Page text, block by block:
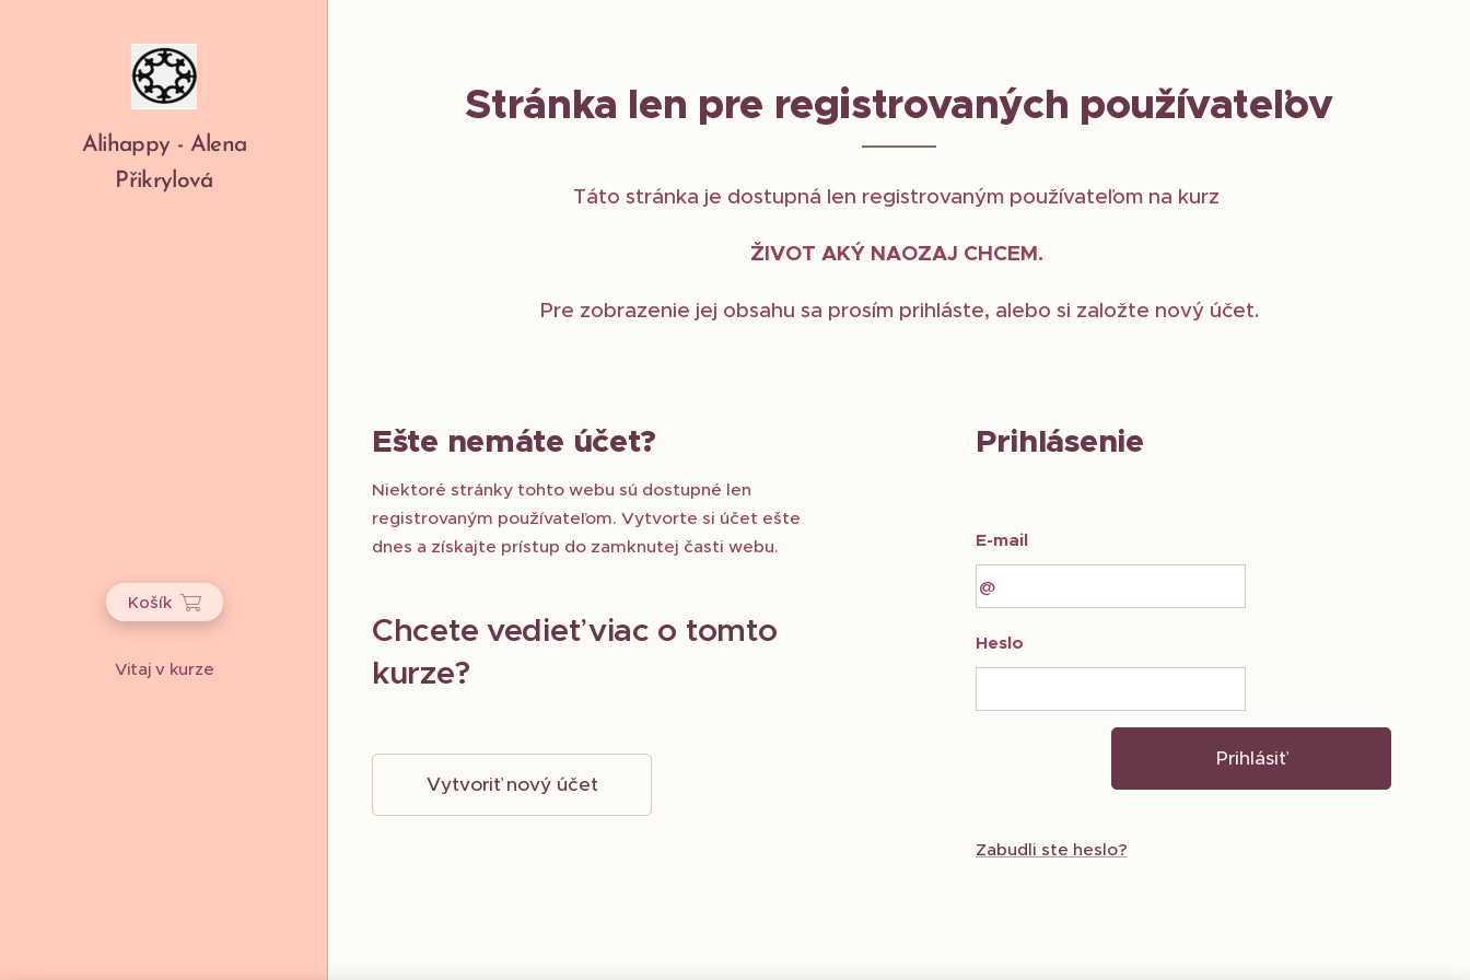
Alihappy - Alena
Přikrylová
Košík
Vitaj v kurze
Stránka len pre registrovaných používateľov
Táto stránka je dostupná len registrovaným používateľom na kurz
ŽIVOT AKÝ NAOZAJ CHCEM.
Pre zobrazenie jej obsahu sa prosím prihláste, alebo si založte nový účet.
Ešte nemáte účet?
Niektoré stránky tohto webu sú dostupné len
registrovaným používateľom. Vytvorte si účet ešte
dnes a získajte prístup do zamknutej časti webu.
Chcete vedieť viac o tomto
kurze?
Vytvoriť nový účet
Prihlásenie
E-mail
Heslo
Prihlásiť
Zabudli ste heslo?